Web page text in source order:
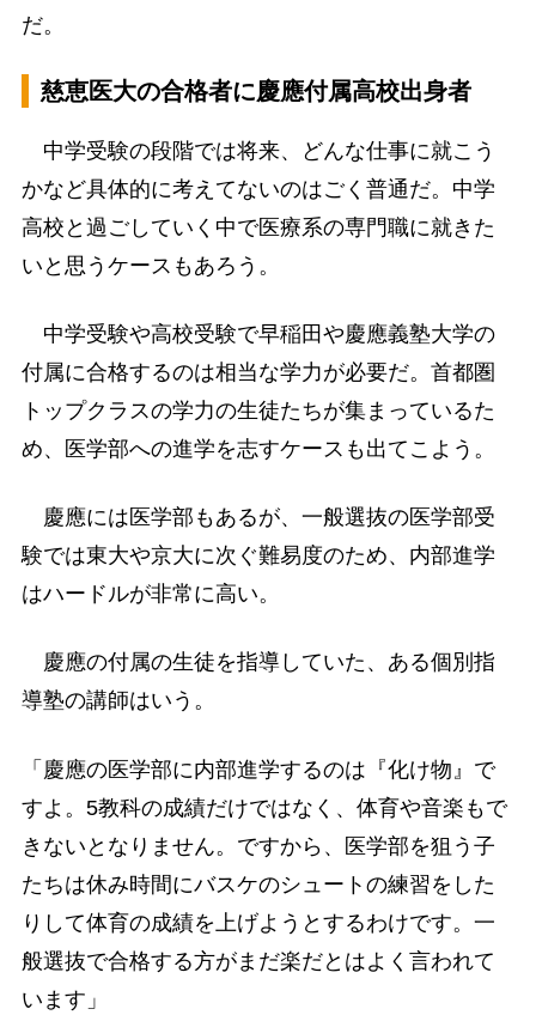
だ。
慈恵医大の合格者に慶應付属高校出身者
中学受験の段階では将来、どんな仕事に就こう
かなど具体的に考えてないのはごく普通だ。中学
高校と過ごしていく中で医療系の専門職に就きた
いと思うケースもあろう。
中学受験や高校受験で早稲田や慶應義塾大学の
付属に合格するのは相当な学力が必要だ。首都圏
トップクラスの学力の生徒たちが集まっているた
め、医学部への進学を志すケースも出てこよう。
慶應には医学部もあるが、一般選抜の医学部受
験では東大や京大に次ぐ難易度のため、内部進学
はハードルが非常に高い。
慶應の付属の生徒を指導していた、ある個別指
導塾の講師はいう。
「慶應の医学部に内部進学するのは『化け物』で
すよ。5教科の成績だけではなく、体育や音楽もで
きないとなりません。ですから、医学部を狙う子
たちは休み時間にバスケのシュートの練習をした
りして体育の成績を上げようとするわけです。一
般選抜で合格する方がまだ楽だとはよく言われて
います」